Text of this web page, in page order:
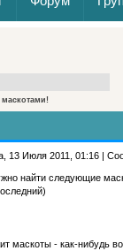
13 Июля 2011, 01:16 |
найти следующие
маскоты - как-нибудь